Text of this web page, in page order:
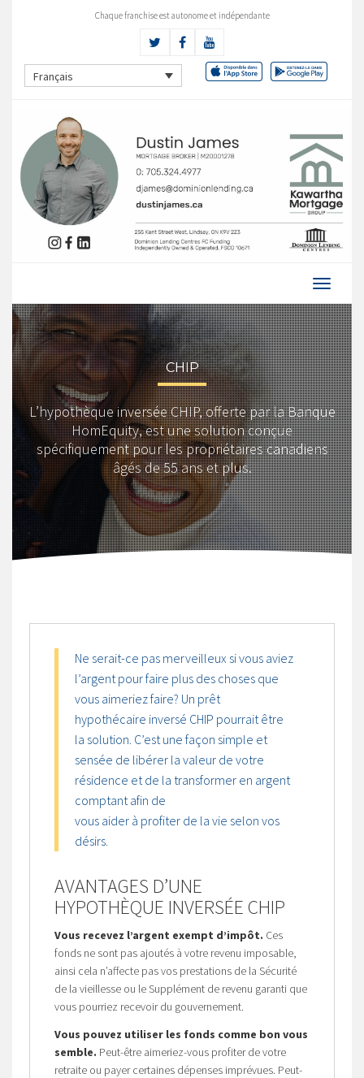
Chaque franchise est autonome et indépendante
Français
CHIP
L’hypothèque inversée CHIP, offerte par la Banque
HomEquity, est une solution conçue
spécifiquement pour les propriétaires canadiens
âgés de 55 ans et plus.
Ne serait-ce pas merveilleux si vous aviez
l’argent pour faire plus des choses que
vous aimeriez faire? Un prêt
hypothécaire inversé CHIP pourrait être
la solution. C’est une façon simple et
sensée de libérer la valeur de votre
résidence et de la transformer en argent
comptant afin de
vous aider à profiter de la vie selon vos
désirs.
AVANTAGES D’UNE
HYPOTHÈQUE INVERSÉE CHIP
Vous recevez l’argent exempt d’impôt. Ces
fonds ne sont pas ajoutés à votre revenu imposable,
ainsi cela n’affecte pas vos prestations de la Sécurité
de la vieillesse ou le Supplément de revenu garanti que
vous pourriez recevoir du gouvernement.
Vous pouvez utiliser les fonds comme bon vous
semble. Peut-être aimeriez-vous profiter de votre
retraite ou payer certaines dépenses imprévues. Peut-